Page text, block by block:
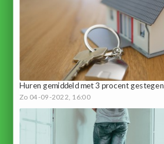
Huren gemiddeld met 3 procent gestegen
Zo 04-09-2022, 16:00